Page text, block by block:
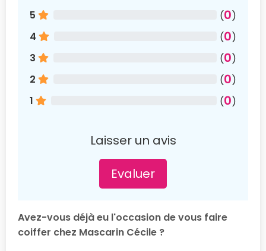
5 (0)
4
(0)
3
(0)
2
(0)
1
(0)
Laisser un avis
Evaluer
Avez-vous déjà eu l'occasion de vous faire
coiffer chez Mascarin Cécile ?